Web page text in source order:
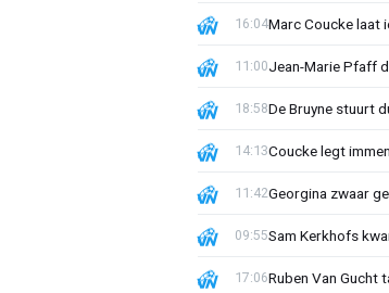
Marc Coucke laat
16:04
Jean-Marie Pfaff
11:00
De Bruyne stuurt
18:58
Coucke legt
14:13
Georgina zwaar
11:42
Sam Kerkhofs
09:55
Ruben Van Gucht
17:06